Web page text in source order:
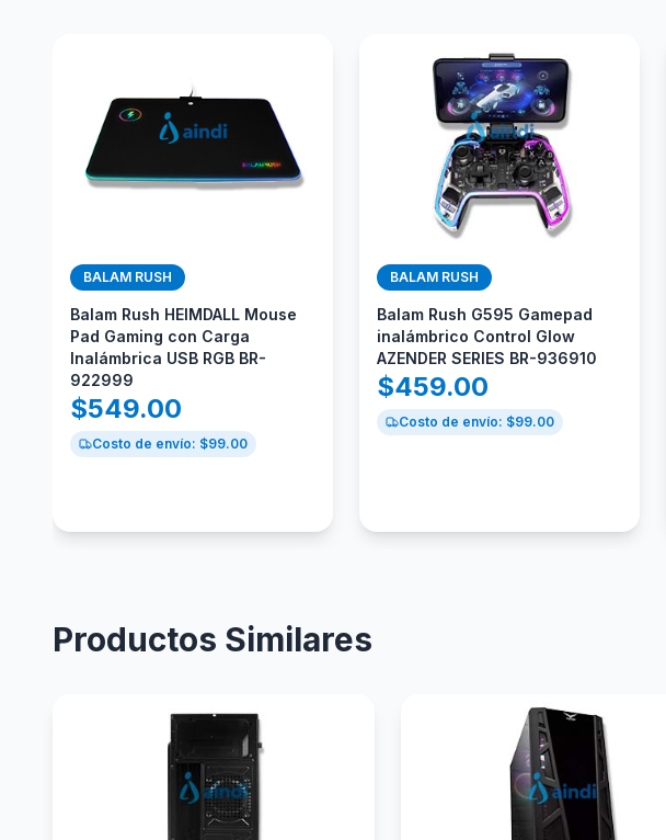
BALAM RUSH
Balam Rush HEIMDALL Mouse
Pad Gaming con Carga
Inalámbrica USB RGB BR-
922999
$549.00
Costo de envío: $99.00
BALAM RUSH
Balam Rush G595 Gamepad
inalámbrico Control Glow
AZENDER SERIES BR-936910
$459.00
Costo de envío: $99.00
Productos Similares